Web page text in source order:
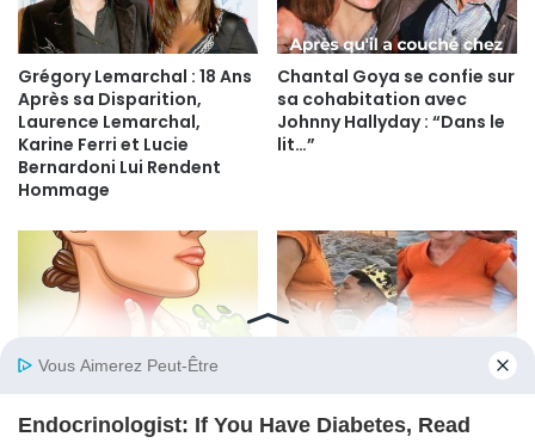
Grégory Lemarchal : 18 Ans
Après sa Disparition,
Laurence Lemarchal,
Karine Ferri et Lucie
Bernardoni Lui Rendent
Hommage
Chantal Goya se confie sur
sa cohabitation avec
Johnny Hallyday : “Dans le
lit…”
Gorge : Les Vraies Causes
et Solutions Médicales
Histoire d’Amour avec 61
ans d’Écart Défie les